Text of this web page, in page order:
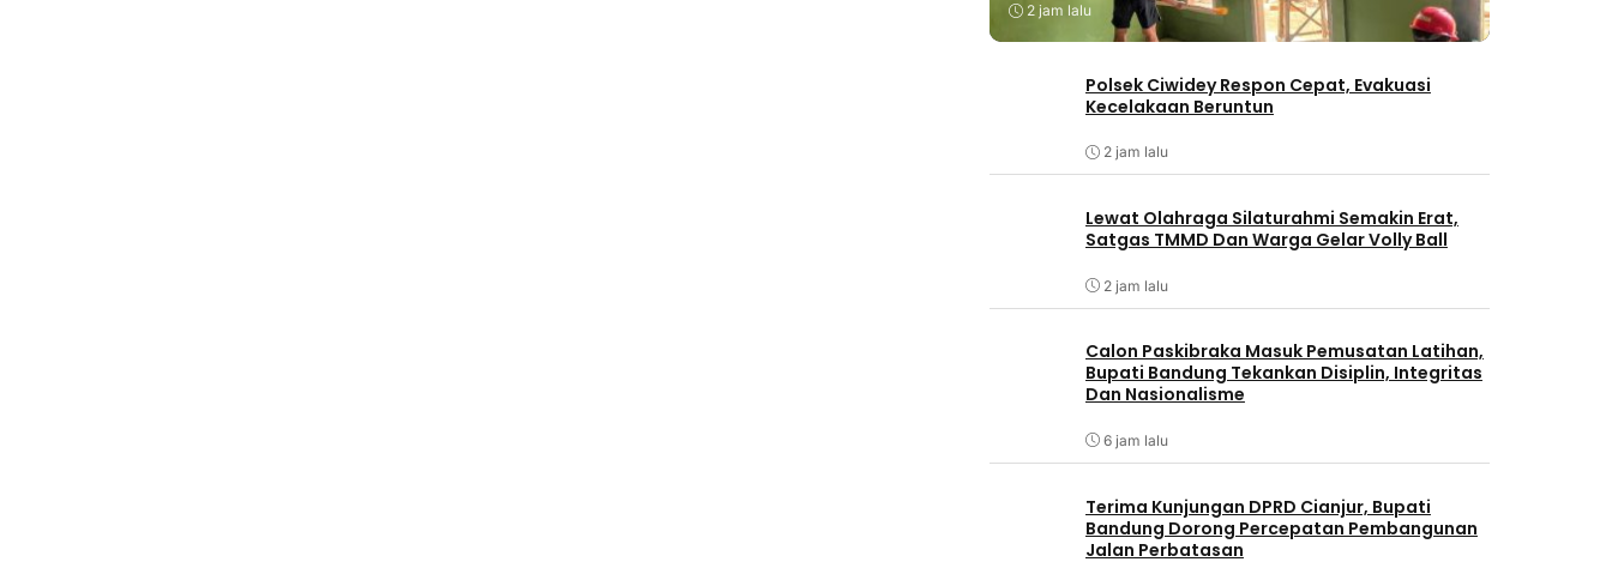
2 jam lalu
Polsek Ciwidey Respon Cepat, Evakuasi
Kecelakaan Beruntun
2 jam lalu
Lewat Olahraga Silaturahmi Semakin Erat,
Satgas TMMD Dan Warga Gelar Volly Ball
2 jam lalu
Calon Paskibraka Masuk Pemusatan Latihan,
Bupati Bandung Tekankan Disiplin, Integritas
Dan Nasionalisme
6 jam lalu
Terima Kunjungan DPRD Cianjur, Bupati
Bandung Dorong Percepatan Pembangunan
Jalan Perbatasan